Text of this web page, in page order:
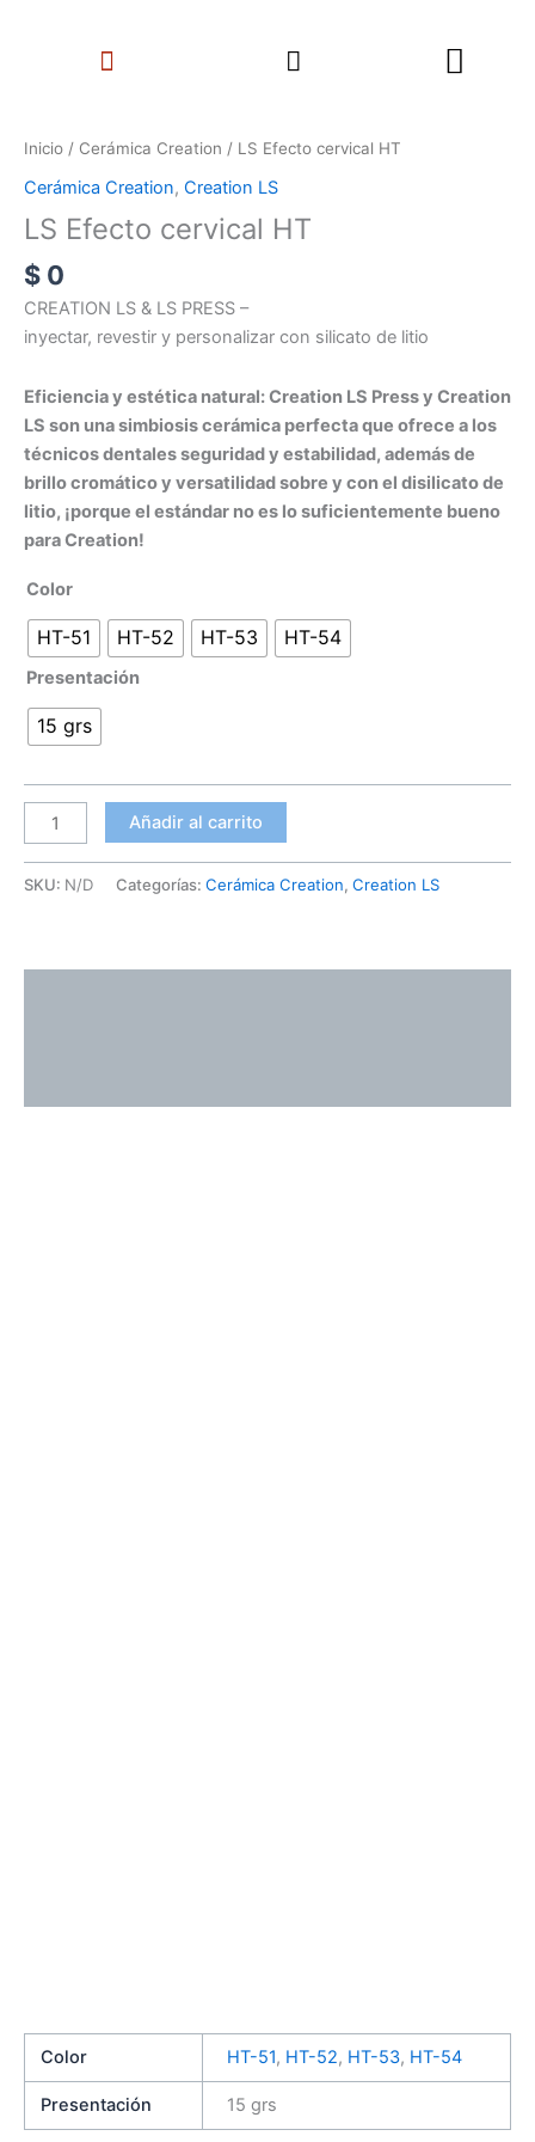
Menu Search
Inicio / Cerámica Creation / LS Efecto cervical HT
Cerámica Creation, Creation LS
LS Efecto cervical HT
$ 0
CREATION LS & LS PRESS –
inyectar, revestir y personalizar con silicato de litio
Eficiencia y estética natural: Creation LS Press y Creation
LS son una simbiosis cerámica perfecta que ofrece a los
técnicos dentales seguridad y estabilidad, además de
brillo cromático y versatilidad sobre y con el disilicato de
litio, ¡porque el estándar no es lo suficientemente bueno
para Creation!
Color
HT-51 HT-52 HT-53 HT-54
Presentación
15 grs
Efecto
HT
cantidad
Añadir al carrito
SKU: N/D Categorías: Cerámica Creation, Creation LS
Color HT-51, HT-52, HT-53, HT-54
Presentación 15 grs